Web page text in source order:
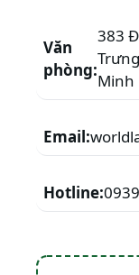
Văn
phòng:
383
Minh
Email:
Hotline: